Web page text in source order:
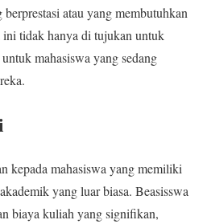
atau yang membutuhkan
tidak hanya di tujukan untuk
mahasiswa yang sedang
kepada mahasiswa yang memiliki
yang luar biasa. Beasisswa
biaya kuliah yang signifikan,